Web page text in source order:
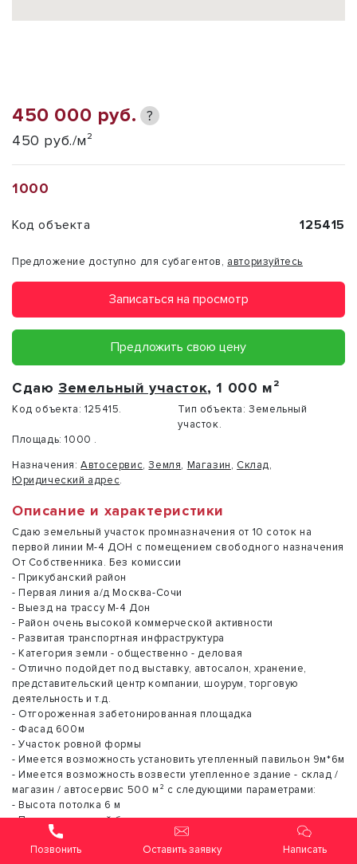
450 000 руб. ?
450 руб./м²
1000
Код объекта 125415
Предложение доступно для субагентов, авторизуйтесь
Записаться на просмотр
Предложить свою цену
Сдаю Земельный участок, 1 000 м²
Код объекта: 125415. Тип объекта: Земельный
участок.
Площадь: 1000 .
Назначения: Автосервис,Земля, Магазин, Склад,
Юридический адрес.
Описание и характеристики
Сдаю земельный участок промназначения от 10 соток на
первой линии М-4 ДОН с помещением свободного назначения
От Собственника. Без комиссии
- Прикубанский район
- Первая линия а/д Москва-Сочи
- Выезд на трассу М-4 Дон
- Район очень высокой коммерческой активности
- Развитая транспортная инфраструктура
- Категория земли - общественно - деловая
- Отлично подойдет под выставку, автосалон, хранение,
представительский центр компании, шоурум, торговую
деятельность и т.д.
- Отгороженная забетонированная площадка
- Фасад 600м
- Участок ровной формы
- Имеется возможность установить утепленный павильон 9м*6м
- Имеется возможность возвести утепленное здание - склад /
магазин / автосервис 500 м² с следующими параметрами:
- Высота потолка 6 м
- Пол: топпинговый бетон - антипыль
- Стены: сэндвич-панели 100 мм
- Панорамное витражное остекление для наилучшей
Оставить заявку Написать